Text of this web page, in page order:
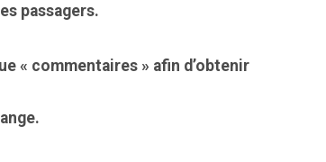
passagers.
« commentaires » afin d’obtenir